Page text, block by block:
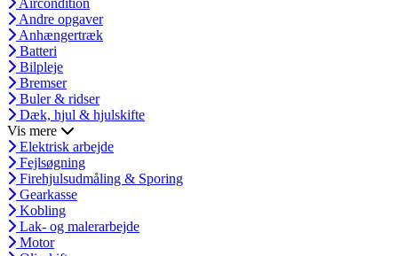
Aircondition
Andre opgaver
Anhængertræk
Batteri
Bilpleje
Bremser
Buler & ridser
Dæk, hjul & hjulskifte
Vis mere
Elektrisk arbejde
Fejlsøgning
Firehjulsudmåling & Sporing
Gearkasse
Kobling
Lak- og malerarbejde
Motor